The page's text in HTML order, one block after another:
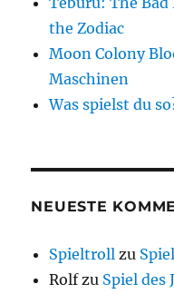
the Zodiac
Moon Colony
Maschinen
Was spielst du
NEUESTE
Spieltroll zu
Rolfzu Spiel des